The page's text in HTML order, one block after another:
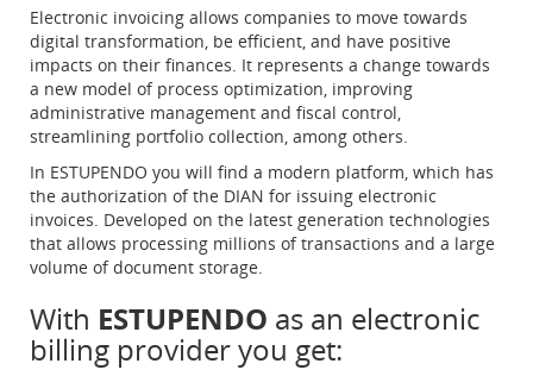
Electronic invoicing allows companies to move towards
digital transformation, be efficient, and have positive
impacts on their finances. It represents a change towards
a new model of process optimization, improving
administrative management and fiscal control,
streamlining portfolio collection, among others.
In ESTUPENDO you will find a modern platform, which has
the authorization of the DIAN for issuing electronic
invoices. Developed on the latest generation technologies
that allows processing millions of transactions and a large
volume of document storage.
With ESTUPENDO as an electronic
billing provider you get: